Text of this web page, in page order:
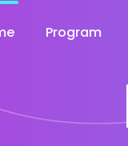
Program